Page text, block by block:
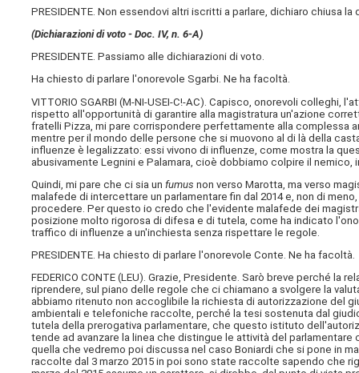
PRESIDENTE. Non essendovi altri iscritti a parlare, dichiaro chiusa la
(Dichiarazioni di voto -Doc. IV, n. 6-A)
PRESIDENTE. Passiamo alle dichiarazioni di voto.
Ha chiesto di parlare l'onorevole Sgarbi. Ne ha facoltà.
VITTORIO SGARBI (M-NI-USEI-C!-AC). Capisco, onorevoli colleghi,
rispetto all'opportunità di garantire alla magistratura un'azione
fratelli Pizza, mi pare corrispondere perfettamente alla complessa
mentre per il mondo delle persone che si muovono al di là della
influenze è legalizzato: essi vivono di influenze, come mostra la
abusivamente Legnini e Palamara, cioè dobbiamo colpire il
Quindi, mi pare che ci sia unfumus non verso Marotta, ma verso
malafede di intercettare un parlamentare fin dal 2014 e, non di
procedere. Per questo io credo che l'evidente malafede dei
posizione molto rigorosa di difesa e di tutela, come ha indicato
traffico di influenze a un'inchiesta senza rispettare le regole.
PRESIDENTE. Ha chiesto di parlare l'onorevole Conte. Ne ha facoltà.
FEDERICO CONTE (LEU). Grazie, Presidente. Sarò breve perché la
riprendere, sul piano delle regole che ci chiamano a svolgere la
abbiamo ritenuto non accoglibile la richiesta di autorizzazione del
ambientali e telefoniche raccolte, perché la tesi sostenuta dal
tutela della prerogativa parlamentare, che questo istituto
tende ad avanzare la linea che distingue le attività del
quella che vedremo poi discussa nel caso Boniardi che si pone in
raccolte dal 3 marzo 2015 in poi sono state raccolte sapendo che